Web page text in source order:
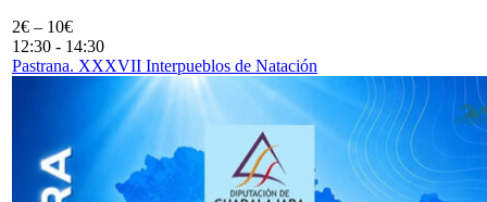
2€ – 10€
12:30 - 14:30
Pastrana. XXXVII Interpueblos de Natación